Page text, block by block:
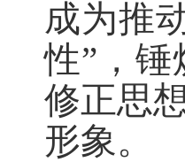
成为推
性”，
修正思
形象。